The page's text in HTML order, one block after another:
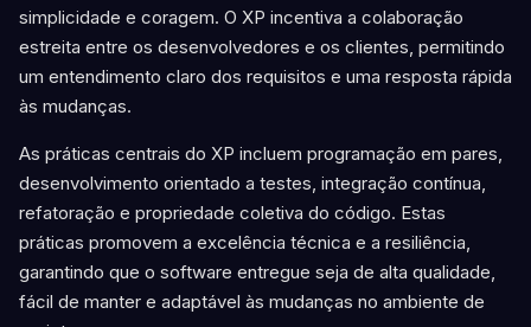
simplicidade e coragem. O XP incentiva a colaboração
estreita entre os desenvolvedores e os clientes, permitindo
um entendimento claro dos requisitos e uma resposta rápida
às mudanças.
As práticas centrais do XP incluem programação em pares,
desenvolvimento orientado a testes, integração contínua,
refatoração e propriedade coletiva do código. Estas
práticas promovem a excelência técnica e a resiliência,
garantindo que o software entregue seja de alta qualidade,
fácil de manter e adaptável às mudanças no ambiente de